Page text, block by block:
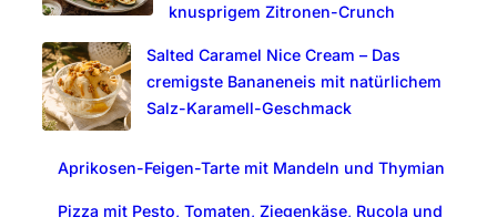
knusprigem Zitronen-Crunch
Salted Caramel Nice Cream – Das
cremigste Bananeneis mit natürlichem
Salz-Karamell-Geschmack
Aprikosen-Feigen-Tarte mit Mandeln und Thymian
Pizza mit Pesto, Tomaten, Ziegenkäse, Rucola und